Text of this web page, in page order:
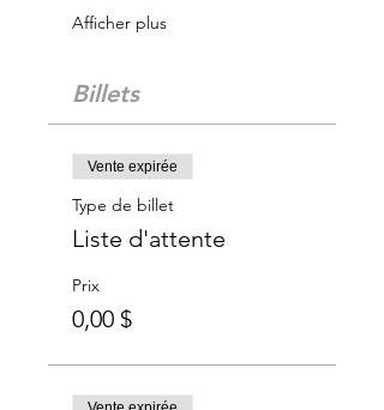
Afficher plus
Billets
Vente expirée
Type de billet
Liste d'attente
Prix
0,00 $